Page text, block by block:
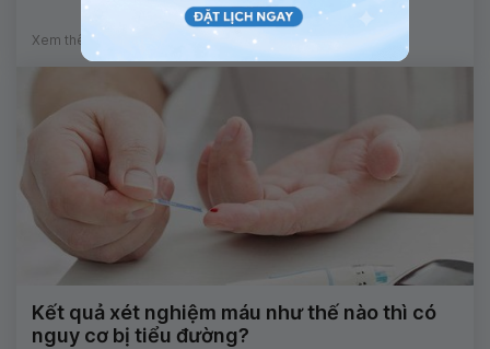
Xem thêm
Kết quả xét nghiệm máu như thế nào thì có
nguy cơ bị tiểu đường?